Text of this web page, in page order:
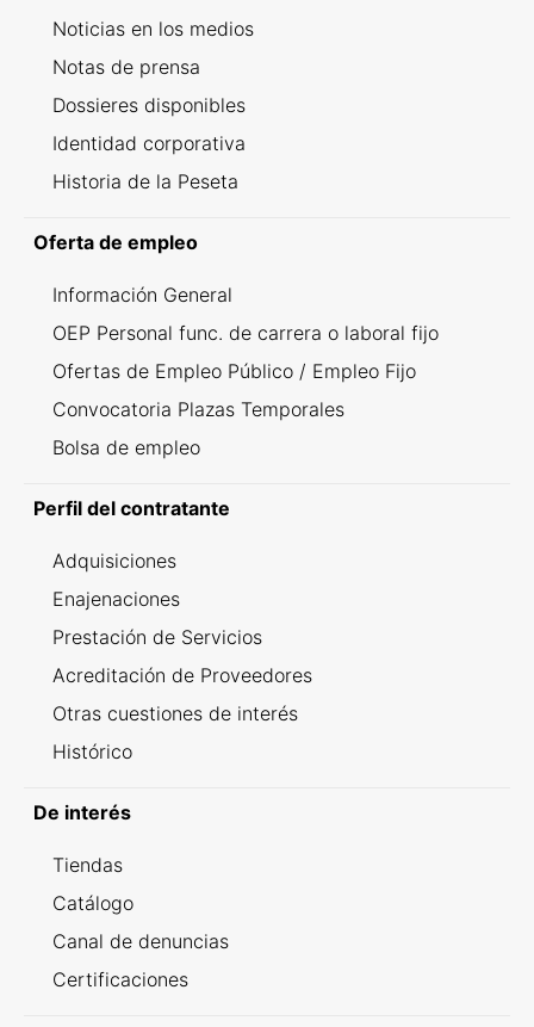
Noticias en los medios
Notas de prensa
Dossieres disponibles
Identidad corporativa
Historia de la Peseta
Oferta de empleo
Información General
OEP Personal func. de carrera o laboral fijo
Ofertas de Empleo Público / Empleo Fijo
Convocatoria Plazas Temporales
Bolsa de empleo
Perfil del contratante
Adquisiciones
Enajenaciones
Prestación de Servicios
Acreditación de Proveedores
Otras cuestiones de interés
Histórico
De interés
Tiendas
Catálogo
Canal de denuncias
Certificaciones